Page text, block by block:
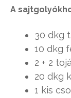
A
30 dkg
10 dkg
2 + 2
20 dkg
1 kis